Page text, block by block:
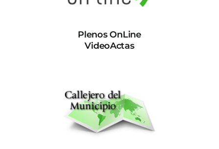
Plenos OnLine
VideoActas